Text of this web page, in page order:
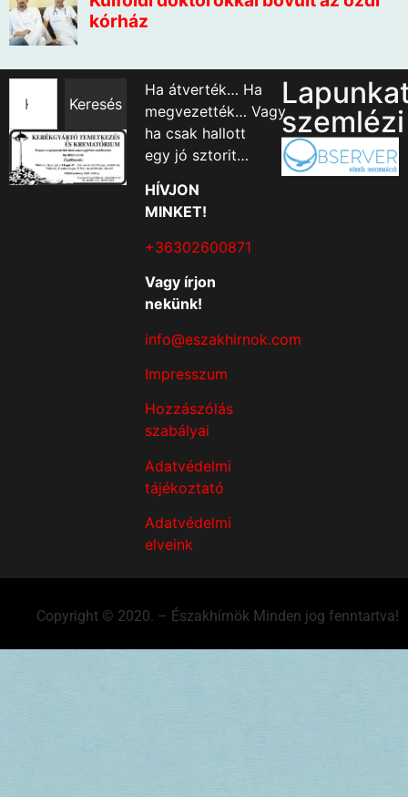
Keresés
Ha átverték… Ha
megvezették… Vagy
ha csak hallott
egy jó sztorit…
HÍVJON
MINKET!
+36302600871
Vagy írjon
nekünk!
info@eszakhirnok.com
Impresszum
Hozzászólás
szabályai
Adatvédelmi
tájékoztató
Adatvédelmi
elveink
szemlézi
Copyright © 2020. – Északhírnök Minden jog fenntartva!